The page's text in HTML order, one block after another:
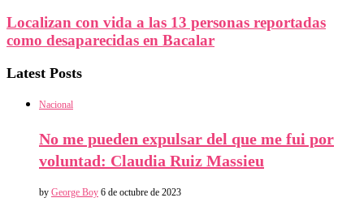
Localizan con vida a las 13 personas reportadas
como desaparecidas en Bacalar
Latest Posts
Nacional
No me pueden expulsar del que me fui por
voluntad: Claudia Ruiz Massieu
by George Boy 6 de octubre de 2023